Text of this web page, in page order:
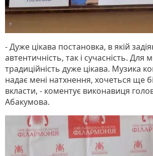
- Дуже цікава постановка, в якій
автентичність, так і сучасність. Для
традиційність дуже цікава. Музика
надає мені натхнення, хочеться ще
вкласти, - коментує виконавиця
Абакумова.